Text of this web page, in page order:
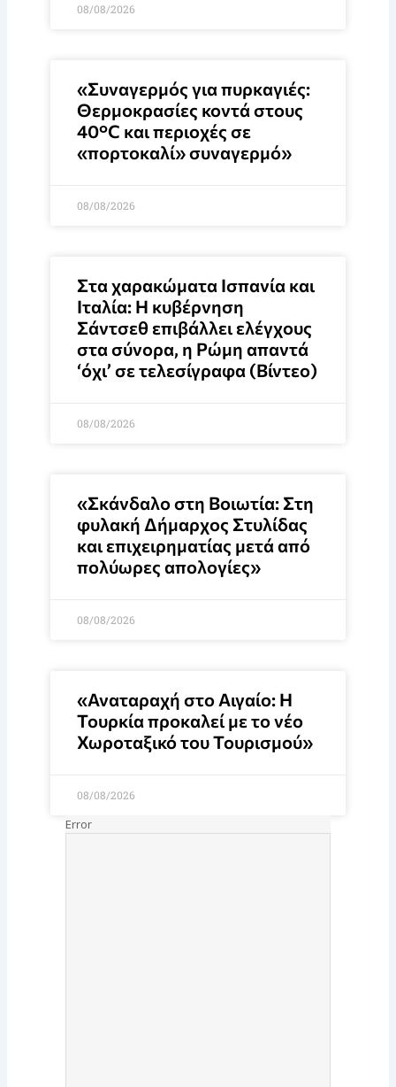
08/08/2026
«Συναγερμός για πυρκαγιές:
Θερμοκρασίες κοντά στους
40°C και περιοχές σε
«πορτοκαλί» συναγερμό»
08/08/2026
Στα χαρακώματα Ισπανία και
Ιταλία: Η κυβέρνηση
Σάντσεθ επιβάλλει ελέγχους
στα σύνορα, η Ρώμη απαντά
‘όχι’ σε τελεσίγραφα (Βίντεο)
08/08/2026
«Σκάνδαλο στη Βοιωτία: Στη
φυλακή Δήμαρχος Στυλίδας
και επιχειρηματίας μετά από
πολύωρες απολογίες»
08/08/2026
«Αναταραχή στο Αιγαίο: Η
Τουρκία προκαλεί με το νέο
Χωροταξικό του Τουρισμού»
08/08/2026